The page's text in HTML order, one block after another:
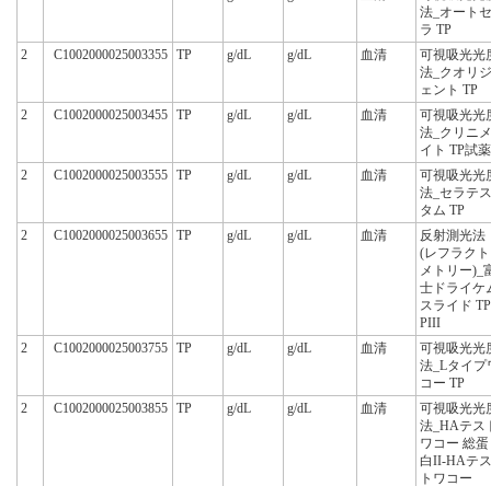
法_オートセ
ラ TP
2
C1002000025003355 TP g/dL g/dL 血清
可視吸光光
法_クオリジ
ェント TP
2
C1002000025003455 TP g/dL g/dL 血清
可視吸光光
法_クリニメ
イト TP試薬
2
C1002000025003555 TP g/dL g/dL 血清
可視吸光光
法_セラテス
タム TP
2
C1002000025003655 TP g/dL g/dL 血清
反射測光法
(レフラクト
メトリー)_
士ドライケ
スライド
PIII
2
C1002000025003755 TP g/dL g/dL 血清
可視吸光光
法_Lタイプ
コー TP
2
C1002000025003855 TP g/dL g/dL 血清
可視吸光光
法_HAテス
ワコー 総蛋
白II-HAテス
トワコー